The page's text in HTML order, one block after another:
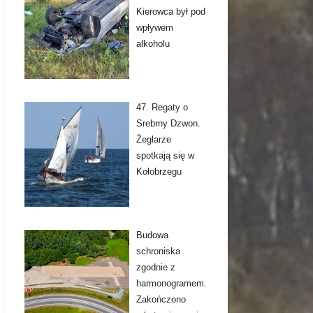
Kierowca był pod
wpływem
alkoholu
47. Regaty o
Srebrny Dzwon.
Żeglarze
spotkają się w
Kołobrzegu
Budowa
schroniska
zgodnie z
harmonogramem.
Zakończono